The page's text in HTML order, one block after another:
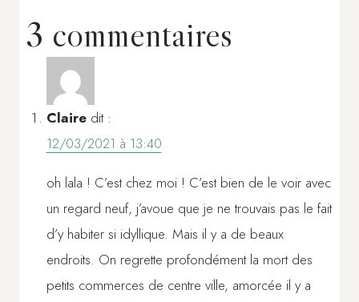
3 commentaires
Claire dit :
12/03/2021 à 13:40
oh lala ! C’est chez moi ! C’est bien de le voir avec
un regard neuf, j’avoue que je ne trouvais pas le fait
d’y habiter si idyllique. Mais il y a de beaux
endroits. On regrette profondément la mort des
petits commerces de centre ville, amorcée il y a